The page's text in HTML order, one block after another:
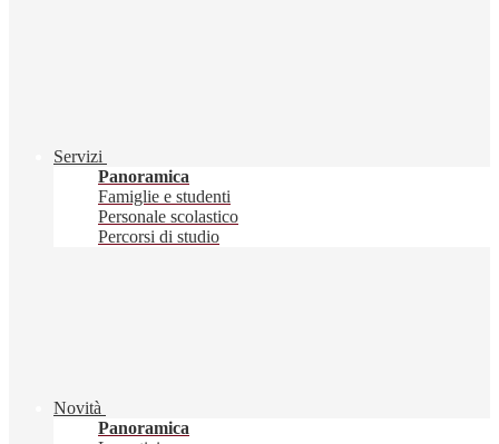
Servizi
Panoramica
Famiglie e studenti
Personale scolastico
Percorsi di studio
Novità
Panoramica